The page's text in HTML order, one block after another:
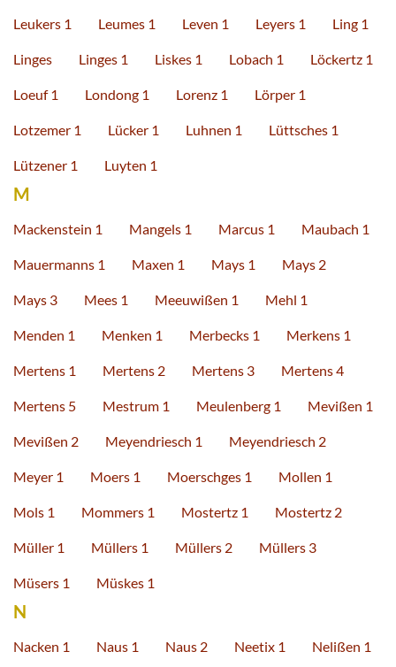
Leukers 1 Leumes 1 Leven 1 Leyers 1 Ling 1
Linges Linges 1 Liskes 1 Lobach 1 Löckertz 1
Loeuf 1 Londong 1 Lorenz 1 Lörper 1
Lotzemer 1 Lücker 1 Luhnen 1 Lüttsches 1
Lützener 1 Luyten 1
M
Mackenstein 1 Mangels 1 Marcus 1 Maubach 1
Mauermanns 1 Maxen 1 Mays 1 Mays 2
Mays 3 Mees 1 Meeuwißen 1 Mehl 1
Menden 1 Menken 1 Merbecks 1 Merkens 1
Mertens 1 Mertens 2 Mertens 3 Mertens 4
Mertens 5 Mestrum 1 Meulenberg 1 Mevißen 1
Mevißen 2 Meyendriesch 1 Meyendriesch 2
Meyer 1 Moers 1 Moerschges 1 Mollen 1
Mols 1 Mommers 1 Mostertz 1 Mostertz 2
Müller 1 Müllers 1 Müllers 2 Müllers 3
Müsers 1 Müskes 1
N
Nacken 1 Naus 1 Naus 2 Neetix 1 Nelißen 1